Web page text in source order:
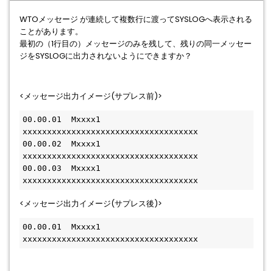
WTOメッセージ が連続して複数行に渡ってSYSLOGへ表示される
ことがあります。
最初の（1行目の）メッセージのみを残して、残りの同一メッセー
ジをSYSLOGに出力されないようにできますか？
<メッセージ出力イメージ(サプレス前)>
00.00.01  Mxxxx1
xxxxxxxxxxxxxxxxxxxxxxxxxxxxxxxxxxxx
00.00.02  Mxxxx1
xxxxxxxxxxxxxxxxxxxxxxxxxxxxxxxxxxxx
00.00.03  Mxxxx1
xxxxxxxxxxxxxxxxxxxxxxxxxxxxxxxxxxxx
<メッセージ出力イメージ(サプレス後)>
00.00.01  Mxxxx1
xxxxxxxxxxxxxxxxxxxxxxxxxxxxxxxxxxxx